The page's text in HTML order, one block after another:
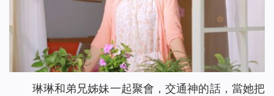
琳琳和弟兄姊妹一起聚會，交通神的話，當她把